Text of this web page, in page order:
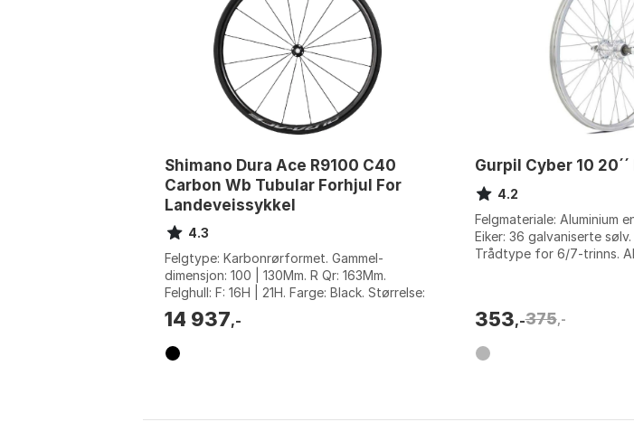
Shimano Dura Ace R9100 C40
Carbon Wb Tubular Forhjul For
Landeveissykkel
4.3
Felgtype: Karbonrørformet. Gammel-
dimensjon: 100 | 130Mm. R Qr: 163Mm.
Felghull: F: 16H | 21H. Farge: Black. Størrelse:
9 x 100mm.
14 937,-
Gurpil Cyber 10 20´´
4.2
Felgmateriale: Aluminium
Eiker: 36 galvaniserte
Trådtype for 6/7-trinns.
353,-375,-